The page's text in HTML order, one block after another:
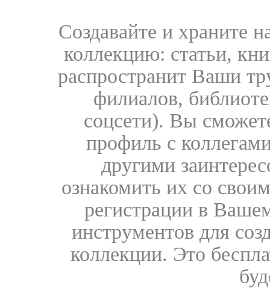
Создавайте и храните
коллекцию: статьи,
распространит Ваши
филиалов,
соцсети). Вы
профиль с
другими
ознакомить их со
регистрации в
инструментов для
коллекции. Это